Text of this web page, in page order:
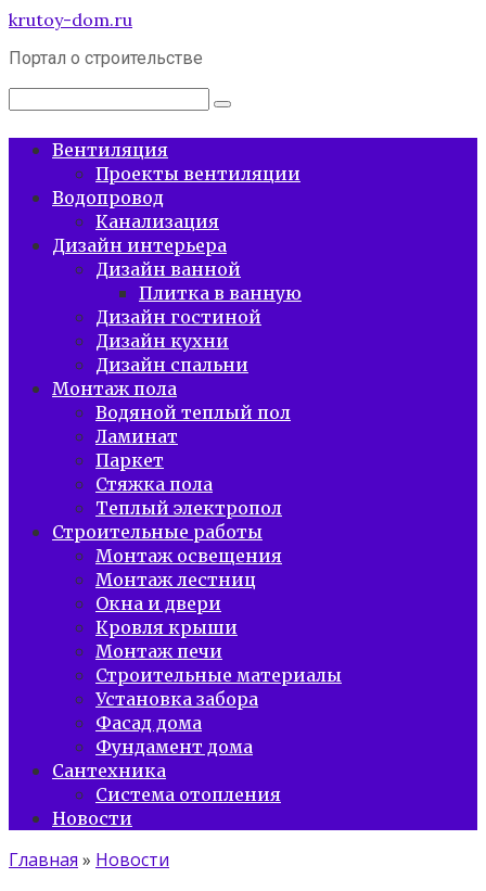
Перейти
контенту
krutoy-dom.ru
Портал о строительстве
Поиск:
Вентиляция
Проекты вентиляции
Водопровод
Канализация
Дизайн интерьера
Дизайн ванной
Плитка в ванную
Дизайн гостиной
Дизайн кухни
Дизайн спальни
Монтаж пола
Водяной теплый пол
Ламинат
Паркет
Стяжка пола
Теплый электропол
Строительные работы
Монтаж освещения
Монтаж лестниц
Окна и двери
Кровля крыши
Монтаж печи
Строительные материалы
Установка забора
Фасад дома
Фундамент дома
Сантехника
Система отопления
Новости
Главная » Новости